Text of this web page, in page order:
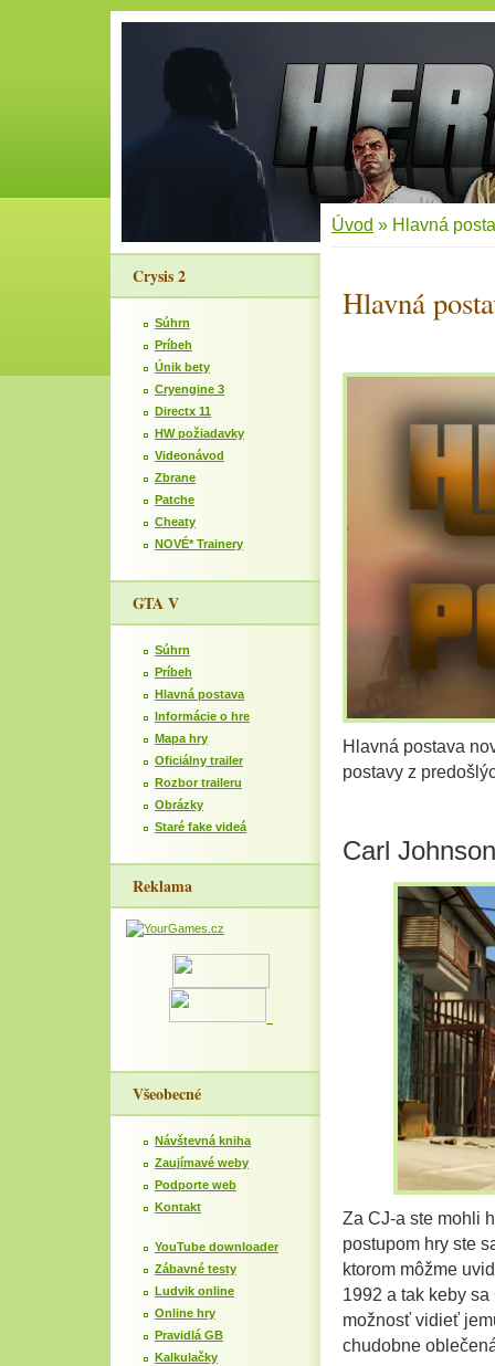
Crysis 2
Súhrn
Príbeh
Únik bety
Cryengine 3
Directx 11
HW požiadavky
Videonávod
Zbrane
Patche
Cheaty
NOVÉ* Trainery
GTA V
Súhrn
Príbeh
Hlavná postava
Informácie o hre
Mapa hry
Oficiálny trailer
Rozbor traileru
Obrázky
Staré fake videá
Reklama
Všeobecné
Návštevná kniha
Zaujímavé weby
Podporte web
Kontakt
YouTube downloader
Zábavné testy
Ludvik online
Online hry
Pravidlá GB
Kalkulačky
Úvod » Hlavná
Hlavná
Hlavná postava
postavy z
Carl
Za CJ-a ste mohli
postupom hry ste
ktorom môžme
1992 a tak keby
možnosť vidieť
chudobne